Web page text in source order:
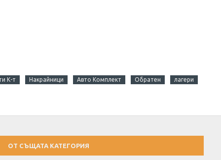
К-т Накрайници Авто Комплект Обратен лагери
ОТ СЪЩАТА КАТЕГОРИЯ